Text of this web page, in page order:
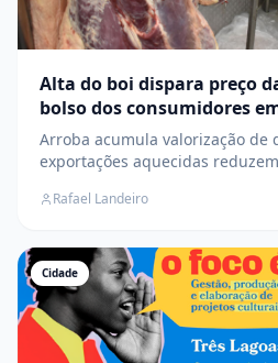
Alta do boi dispara preço
bolso dos consumidores
Arroba acumula valorização de
exportações aquecidas
Rafael Landeiro
Cidade